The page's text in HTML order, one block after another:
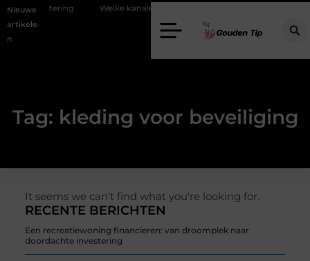
Nieuwe
artikele
n
investering Welke kanalen werken het beste voor
Tag: kleding voor beveiliging
RECENTE BERICHTEN
Een recreatiewoning financieren: van droomplek naar
doordachte investering
It seems we can't find what you're looking for.